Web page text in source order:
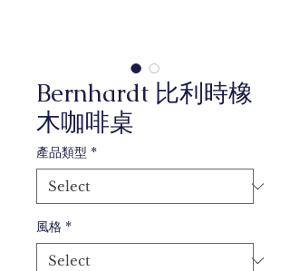
Bernhardt 比利時橡
木咖啡桌
產品類型 *
風格 *